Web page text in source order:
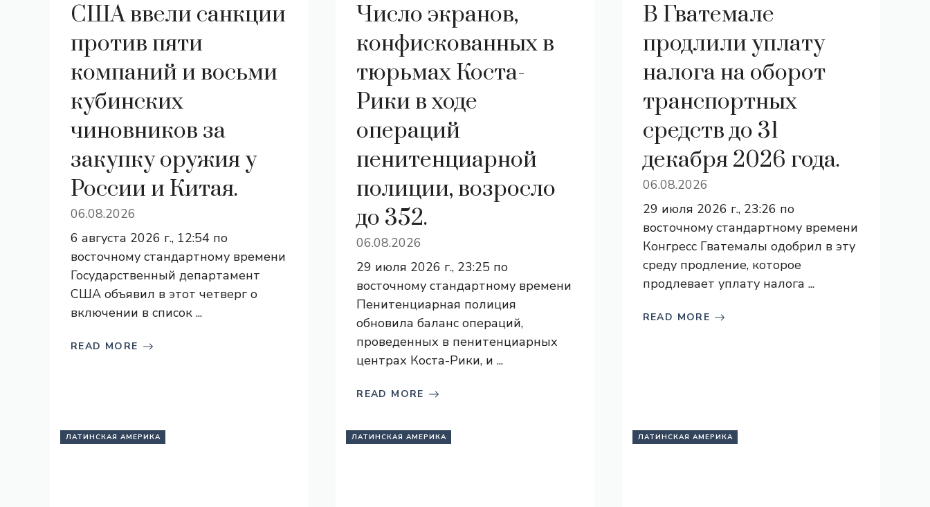
США ввели санкции
против пяти
компаний и восьми
кубинских
чиновников за
закупку оружия у
России и Китая.
06.08.2026
6 августа 2026 г., 12:54 по
восточному стандартному времени
Государственный департамент
США объявил в этот четверг о
включении в список ...
READ MORE
Число экранов,
конфискованных в
тюрьмах Коста-
Рики в ходе
операций
пенитенциарной
полиции, возросло
до 352.
06.08.2026
29 июля 2026 г., 23:25 по
восточному стандартному времени
Пенитенциарная полиция
обновила баланс операций,
проведенных в пенитенциарных
центрах Коста-Рики, и ...
READ MORE
В Гватемале
продлили уплату
налога на оборот
транспортных
средств до 31
декабря 2026 года.
06.08.2026
29 июля 2026 г., 23:26 по
восточному стандартному времени
Конгресс Гватемалы одобрил в эту
среду продление, которое
продлевает уплату налога ...
READ MORE
ЛАТИНСКАЯ АМЕРИКА ЛАТИНСКАЯ АМЕРИКА ЛАТИНСКАЯ АМЕРИКА